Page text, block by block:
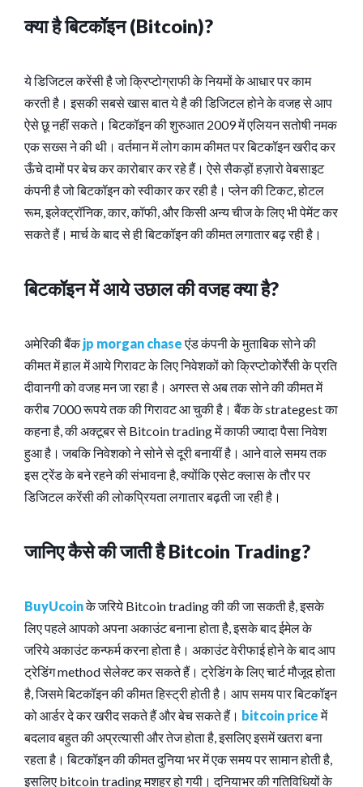
क्या है बिटकॉइन (Bitcoin)?
ये डिजिटल करेंसी है जो क्रिप्टोग्राफी के नियमों के आधार पर काम
करती है। इसकी सबसे खास बात ये है की डिजिटल होने के वजह से आप
ऐसे छू नहीं सकते। बिटकॉइन की शुरुआत 2009 में एलियन सतोषी नमक
एक सख्स ने की थी। वर्तमान में लोग काम कीमत पर बिटकॉइन खरीद कर
ऊँचे दामों पर बेच कर कारोबार कर रहे हैं। ऐसे सैकड़ों हज़ारो वेबसाइट
कंपनी है जो बिटकॉइन को स्वीकार कर रही है। प्लेन की टिकट, होटल
रूम, इलेक्ट्रॉनिक, कार, कॉफी, और किसी अन्य चीज के लिए भी पेमेंट कर
सकते हैं। मार्च के बाद से ही बिटकॉइन की कीमत लगातार बढ़ रही है।
बिटकॉइन में आये उछाल की वजह क्या है?
अमेरिकी बैंकjp morgan chaseएंड कंपनी के मुताबिक सोने की
कीमत में हाल में आये गिरावट के लिए निवेशकों को क्रिप्टोकोर्रेंसी के प्रति
दीवानगी को वजह मन जा रहा है। अगस्त से अब तक सोने की कीमत में
करीब 7000 रूपये तक की गिरावट आ चुकी है। बैंक के strategest का
कहना है, की अक्टूबर से Bitcoin trading में काफी ज्यादा पैसा निवेश
हुआ है। जबकि निवेशको ने सोने से दूरी बनायीं है। आने वाले समय तक
इस ट्रेंड के बने रहने की संभावना है, क्योंकि एसेट क्लास के तौर पर
डिजिटल करेंसी की लोकप्रियता लगातार बढ़ती जा रही है।
जानिए कैसे की जाती है Bitcoin Trading?
BuyUcoinके जरिये Bitcoin trading की की जा सकती है, इसके
लिए पहले आपको अपना अकाउंट बनाना होता है, इसके बाद ईमेल के
जरिये अकाउंट कन्फर्म करना होता है। अकाउंट वेरीफाई होने के बाद आप
ट्रेडिंग method सेलेक्ट कर सकते हैं। ट्रेडिंग के लिए चार्ट मौजूद होता
है, जिसमे बिटकॉइन की कीमत हिस्ट्री होती है। आप समय पार बिटकॉइन
को आर्डर दे कर खरीद सकते हैं और बेच सकते हैं। bitcoin priceमें
बदलाव बहुत की अप्रत्यासी और तेज होता है, इसलिए इसमें खतरा बना
रहता है। बिटकॉइन की कीमत दुनिया भर में एक समय पर सामान होती है,
इसलिए bitcoin trading मशहूर हो गयी। दुनियाभर की गतिविधियों के